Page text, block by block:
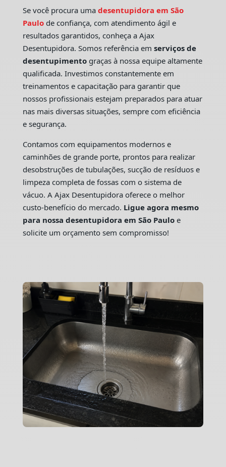
Se você procura uma desentupidora em São
Paulo de confiança, com atendimento ágil e
resultados garantidos, conheça a Ajax
Desentupidora. Somos referência em serviços de
desentupimentograças à nossa equipe altamente
qualificada. Investimos constantemente em
treinamentos e capacitação para garantir que
nossos profissionais estejam preparados para atuar
nas mais diversas situações, sempre com eficiência
e segurança.
Contamos com equipamentos modernos e
caminhões de grande porte, prontos para realizar
desobstruções de tubulações, sucção de resíduos e
limpeza completa de fossas com o sistema de
vácuo. A Ajax Desentupidora oferece o melhor
custo-benefício do mercado. Ligue agora mesmo
para nossa desentupidora em São Pauloe
solicite um orçamento sem compromisso!